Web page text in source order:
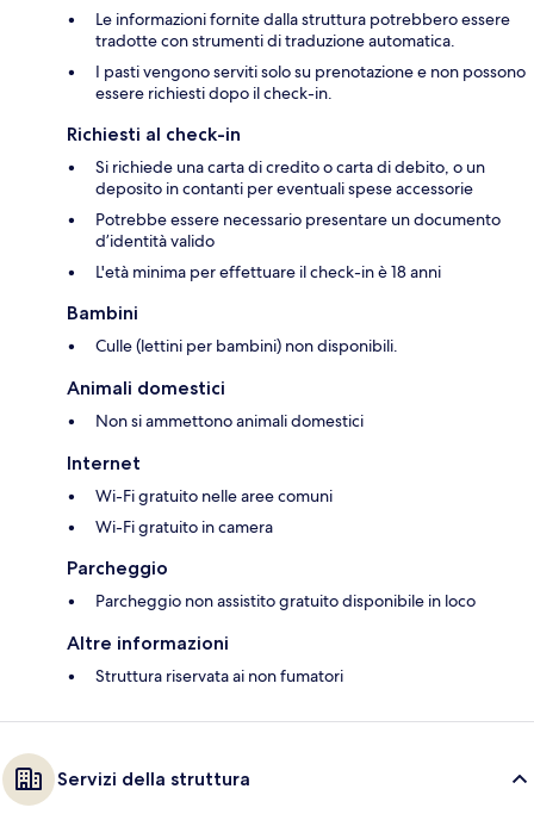
Le informazioni fornite dalla struttura potrebbero essere
tradotte con strumenti di traduzione automatica.
I pasti vengono serviti solo su prenotazione e non possono
essere richiesti dopo il check-in.
Richiesti al check-in
Si richiede una carta di credito o carta di debito, o un
deposito in contanti per eventuali spese accessorie
Potrebbe essere necessario presentare un documento
d’identità valido
L'età minima per effettuare il check-in è 18 anni
Bambini
Culle (lettini per bambini) non disponibili.
Animali domestici
Non si ammettono animali domestici
Internet
Wi-Fi gratuito nelle aree comuni
Wi-Fi gratuito in camera
Parcheggio
Parcheggio non assistito gratuito disponibile in loco
Altre informazioni
Struttura riservata ai non fumatori
Servizi della struttura